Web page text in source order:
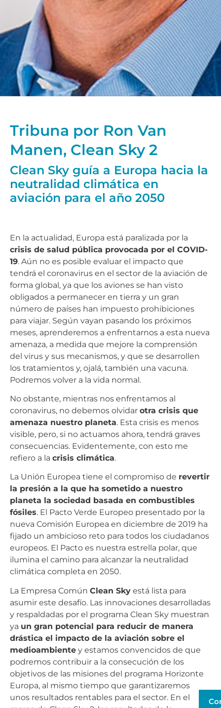
Tribuna por Ron Van
Manen, Clean Sky 2
Clean Sky guía a Europa hacia la
neutralidad climática en
aviación para el año 2050
En la actualidad, Europa está paralizada por la
crisis de salud pública provocada por el COVID-
19. Aún no es posible evaluar el impacto que
tendrá el coronavirus en el sector de la aviación de
forma global, ya que los aviones se han visto
obligados a permanecer en tierra y un gran
número de países han impuesto prohibiciones
para viajar. Según vayan pasando los próximos
meses, aprenderemos a enfrentarnos a esta nueva
amenaza, a medida que mejore la comprensión
del virus y sus mecanismos, y que se desarrollen
los tratamientos y, ojalá, también una vacuna.
Podremos volver a la vida normal.
No obstante, mientras nos enfrentamos al
coronavirus, no debemos olvidar otra crisis que
amenaza nuestro planeta. Esta crisis es menos
visible, pero, si no actuamos ahora, tendrá graves
consecuencias. Evidentemente, con esto me
refiero a la crisis climática.
La Unión Europea tiene el compromiso de revertir
la presión a la que ha sometido a nuestro
planeta la sociedad basada en combustibles
fósiles. El Pacto Verde Europeo presentado por la
nueva Comisión Europea en diciembre de 2019 ha
fijado un ambicioso reto para todos los ciudadanos
europeos. El Pacto es nuestra estrella polar, que
ilumina el camino para alcanzar la neutralidad
climática completa en 2050.
La Empresa Común Clean Sky está lista para
asumir este desafío. Las innovaciones desarrolladas
y respaldadas por el programa Clean Sky muestran
ya un gran potencial para reducir de manera
drástica el impacto de la aviación sobre el
medioambiente y estamos convencidos de que
podremos contribuir a la consecución de los
objetivos de las misiones del programa Horizonte
Europa, al mismo tiempo que garantizaremos
unos resultados rentables para el sector. En el